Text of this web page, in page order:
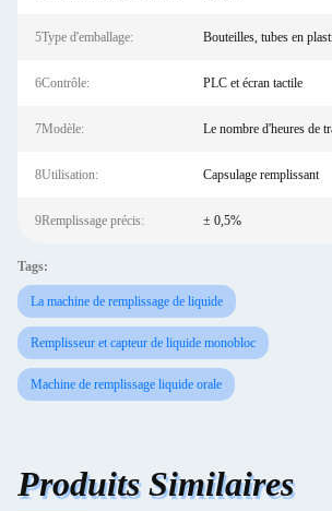
5Type d'emballage: Bouteilles, tubes en
6Contrôle: PLC et écran tactile
7Modèle: Le nombre d'heures de
8Utilisation: Capsulage remplissant
9Remplissage précis: ± 0,5%
Tags:
La machine de remplissage de liquide
Remplisseur et capteur de liquide monobloc
Machine de remplissage liquide orale
Produits Similaires